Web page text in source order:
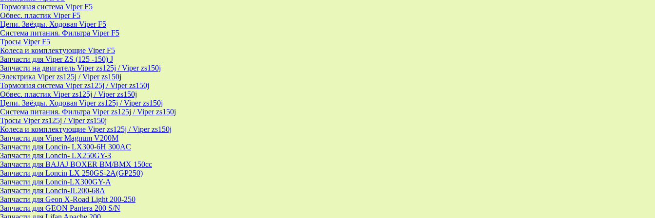
Тормозная система Viper F5
Обвес. пластик Viper F5
Цепи. Звёзды. Ходовая Viper F5
Система питания. Фильтра Viper F5
Тросы Viper F5
Колеса и комплектующие Viper F5
Запчасти для Viper ZS (125 -150) J
Запчасти на двигатель Viper zs125j / Viper zs150j
Электрика Viper zs125j / Viper zs150j
Тормозная система Viper zs125j / Viper zs150j
Обвес. пластик Viper zs125j / Viper zs150j
Цепи. Звёзды. Ходовая Viper zs125j / Viper zs150j
Система питания. Фильтра Viper zs125j / Viper zs150j
Тросы Viper zs125j / Viper zs150j
Колеса и комплектующие Viper zs125j / Viper zs150j
Запчасти для Viper Magnum V200M
Запчасти для Loncin- LX300-6H 300AC
Запчасти для Loncin- LX250GY-3
Запчасти для BAJAJ BOXER BM/ВМX 150cc
Запчасти для Loncin LX 250GS-2A(GP250)
Запчасти для Loncin-LX300GY-A
Запчасти для Loncin-JL200-68A
Запчасти для Geon X-Road Light 200-250
Запчасти для GEON Pantera 200 S/N